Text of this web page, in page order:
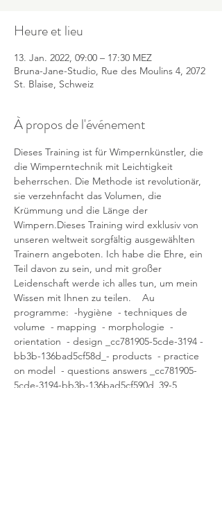
Heure et lieu
13. Jan. 2022, 09:00 – 17:30 MEZ
Bruna-Jane-Studio, Rue des Moulins 4, 2072
St. Blaise, Schweiz
À propos de l'événement
Dieses Training ist für Wimpernkünstler, die
die Wimperntechnik mit Leichtigkeit
beherrschen. Die Methode ist revolutionär,
sie verzehnfacht das Volumen, die
Krümmung und die Länge der
Wimpern.Dieses Training wird exklusiv von
unseren weltweit sorgfältig ausgewählten
Trainern angeboten. Ich habe die Ehre, ein
Teil davon zu sein, und mit großer
Leidenschaft werde ich alles tun, um mein
Wissen mit Ihnen zu teilen.    Au
programme:  -hygiène  - techniques de
volume  - mapping  - morphologie  -
orientation  - design _cc781905-5cde-3194 -
bb3b-136bad5cf58d_- products  - practice
on model  - questions answers _cc781905-
5cde-3194-bb3b-136bad5cf590d_39-5